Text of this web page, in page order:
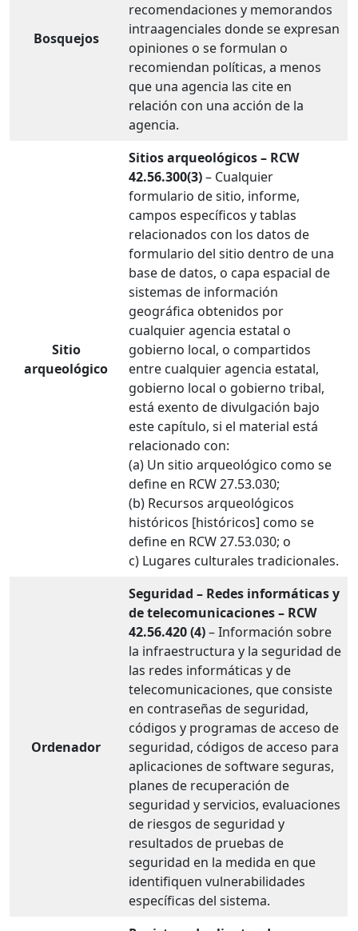
Bosquejos
recomendaciones y memorandos
intraagenciales donde se expresan
opiniones o se formulan o
recomiendan políticas, a menos
que una agencia las cite en
relación con una acción de la
agencia.
Sitio
arqueológico
Sitios arqueológicos – RCW
42.56.300(3)– Cualquier
formulario de sitio, informe,
campos específicos y tablas
relacionados con los datos de
formulario del sitio dentro de una
base de datos, o capa espacial de
sistemas de información
geográfica obtenidos por
cualquier agencia estatal o
gobierno local, o compartidos
entre cualquier agencia estatal,
gobierno local o gobierno tribal,
está exento de divulgación bajo
este capítulo, si el material está
relacionado con:
(a) Un sitio arqueológico como se
define en RCW 27.53.030;
(b) Recursos arqueológicos
históricos [históricos] como se
define en RCW 27.53.030; o
c) Lugares culturales tradicionales.
Ordenador
Seguridad – Redes informáticas y
de telecomunicaciones – RCW
42.56.420 (4)– Información sobre
la infraestructura y la seguridad de
las redes informáticas y de
telecomunicaciones, que consiste
en contraseñas de seguridad,
códigos y programas de acceso de
seguridad, códigos de acceso para
aplicaciones de software seguras,
planes de recuperación de
seguridad y servicios, evaluaciones
de riesgos de seguridad y
resultados de pruebas de
seguridad en la medida en que
identifiquen vulnerabilidades
específicas del sistema.